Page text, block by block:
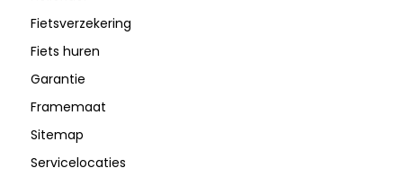
Fietsverzekering
Fiets huren
Garantie
Framemaat
Sitemap
Servicelocaties